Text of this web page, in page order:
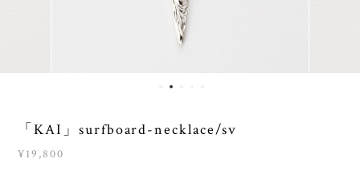
「KAI」surfboard-necklace/sv
¥19,800